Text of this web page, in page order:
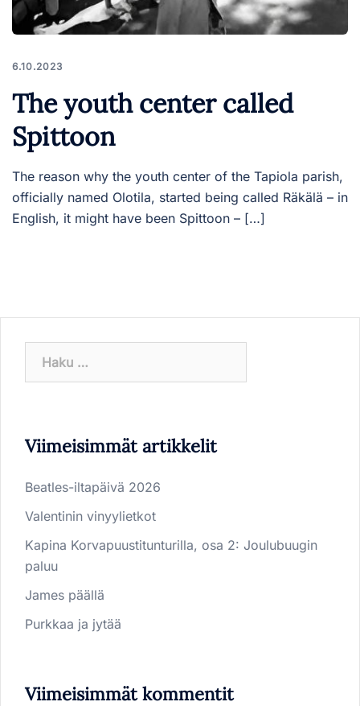
6.10.2023
The youth center called
Spittoon
The reason why the youth center of the Tapiola parish,
officially named Olotila, started being called Räkälä – in
English, it might have been Spittoon – […]
Viimeisimmät artikkelit
Beatles-iltapäivä 2026
Valentinin vinyylietkot
Kapina Korvapuustitunturilla, osa 2: Joulubuugin
paluu
James päällä
Purkkaa ja jytää
Viimeisimmät kommentit